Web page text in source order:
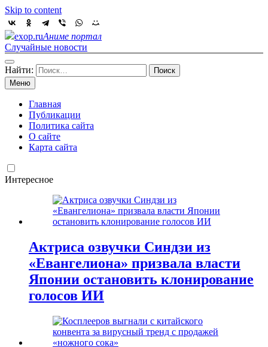
Skip to content
exop.ruАниме портал
Случайные новости
Найти:
Меню
Главная
Публикации
Политика сайта
О сайте
Карта сайта
Интересное
Актриса озвучки Синдзи из
«Евангелиона» призвала власти
Японии остановить клонирование
голосов ИИ